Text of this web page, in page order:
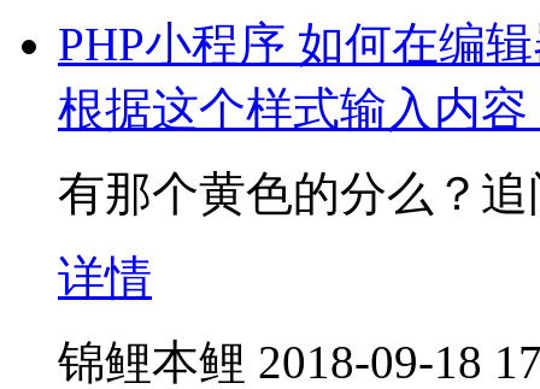
PHP小程序 如何在编
根据这个样式输入内容
有那个黄色的分么？追
详情
锦鲤本鲤 2018-09-18